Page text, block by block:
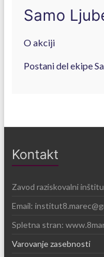
Samo
O akciji
Postani del ekipe
Kontakt
Zavod raziskovalni
Email:
Spletna stran:
Varovanje zasebnosti